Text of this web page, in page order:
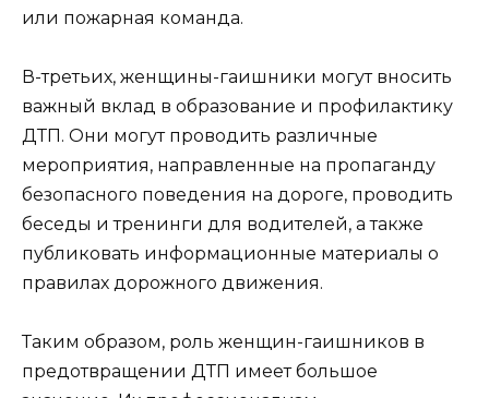
или пожарная команда.
В-третьих, женщины-гаишники могут вносить
важный вклад в образование и профилактику
ДТП. Они могут проводить различные
мероприятия, направленные на пропаганду
безопасного поведения на дороге, проводить
беседы и тренинги для водителей, а также
публиковать информационные материалы о
правилах дорожного движения.
Таким образом, роль женщин-гаишников в
предотвращении ДТП имеет большое